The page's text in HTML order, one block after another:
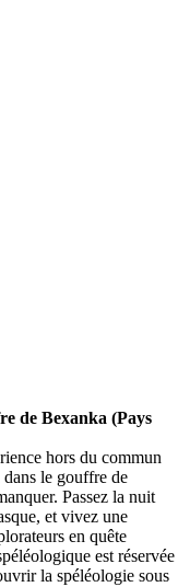
de Bexanka (Pays
hors du commun
dans le gouffre de
Passez la nuit
et vivez une
en quête
est réservée
la spéléologie sous